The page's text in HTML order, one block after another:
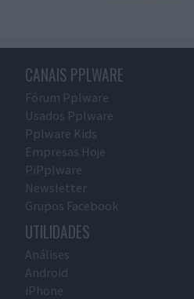
CANAIS PPLWARE
Fórum Pplware
Usados Pplware
Pplware Kids
Empresas Hoje
PiPplware
Newsletter
Grupos Facebook
UTILIDADES
Análises
Android
iPhone